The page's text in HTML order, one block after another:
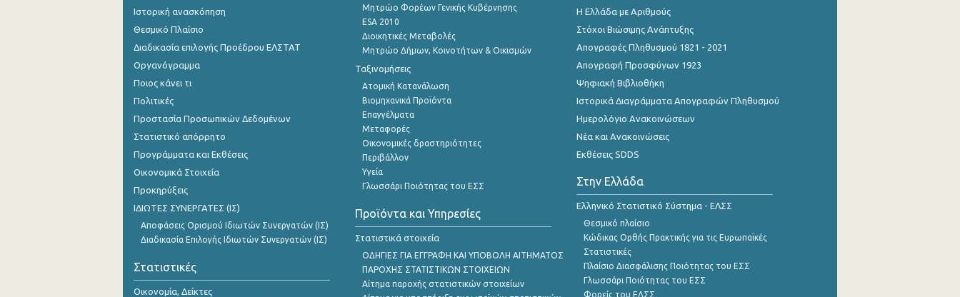
Ιστορική ανασκόπηση
Θεσμικό Πλαίσιο
Διαδικασία επιλογής Προέδρου ΕΛΣΤΑΤ
Οργανόγραμμα
Ποιος κάνει τι
Πολιτικές
Προστασία Προσωπικών Δεδομένων
Στατιστικό απόρρητο
Προγράμματα και Εκθέσεις
Οικονομικά Στοιχεία
Προκηρύξεις
ΙΔΙΩΤΕΣ ΣΥΝΕΡΓΑΤΕΣ (ΙΣ)
Αποφάσεις Ορισμού Ιδιωτών Συνεργατών (ΙΣ)
Διαδικασία Επιλογής Ιδιωτών Συνεργατών (ΙΣ)
Στατιστικές
Οικονομία, Δείκτες
Μητρώο Φορέων Γενικής Κυβέρνησης
ESA 2010
Διοικητικές Μεταβολές
Μητρώο Δήμων, Κοινοτήτων & Οικισμών
Ταξινομήσεις
Ατομική Κατανάλωση
Βιομηχανικά Προϊόντα
Επαγγέλματα
Μεταφορές
Οικονομικές δραστηριότητες
Περιβάλλον
Υγεία
Γλωσσάρι Ποιότητας του ΕΣΣ
Προϊόντα και Υπηρεσίες
Στατιστικά στοιχεία
ΟΔΗΓΙΕΣ ΓΙΑ ΕΓΓΡΑΦΗ ΚΑΙ ΥΠΟΒΟΛΗ ΑΙΤΗΜΑΤΟΣ
ΠΑΡΟΧΗΣ ΣΤΑΤΙΣΤΙΚΩΝ ΣΤΟΙΧΕΙΩΝ
Αίτημα παροχής στατιστικών στοιχείων
Η Ελλάδα με Αριθμούς
Στόχοι Βιώσιμης Ανάπτυξης
Απογραφές Πληθυσμού 1821 - 2021
Απογραφή Προσφύγων 1923
Ψηφιακή Βιβλιοθήκη
Ιστορικά Διαγράμματα Απογραφών Πληθυσμού
Ημερολόγιο Ανακοινώσεων
Νέα και Ανακοινώσεις
Εκθέσεις SDDS
Στην Ελλάδα
Ελληνικό Στατιστικό Σύστημα - ΕΛΣΣ
Θεσμικό πλαίσιο
Κώδικας Ορθής Πρακτικής για τις Ευρωπαϊκές
Στατιστικές
Πλαίσιο Διασφάλισης Ποιότητας του ΕΣΣ
Γλωσσάρι Ποιότητας του ΕΣΣ
Φορείς του ΕΛΣΣ